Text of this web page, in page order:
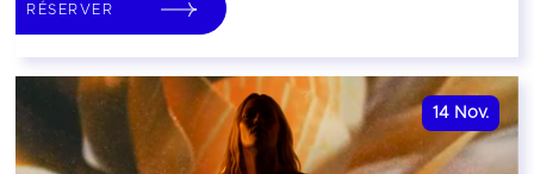
RÉSERVER
14 Nov.